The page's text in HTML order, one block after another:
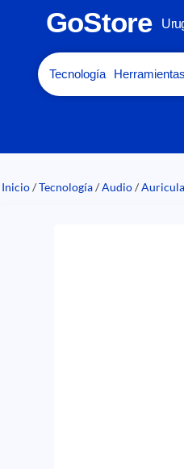
GoStore
Tecnología Herramientas
Inicio/Tecnología/Audio/